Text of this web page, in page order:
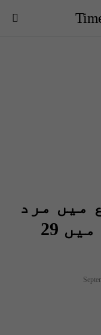
میں مرد
اورخواتین ووٹرز میں 29